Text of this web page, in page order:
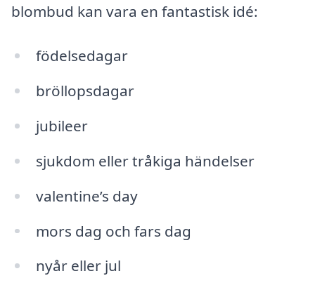
blombud kan vara en fantastisk idé:
födelsedagar
bröllopsdagar
jubileer
sjukdom eller tråkiga händelser
valentine’s day
mors dag och fars dag
nyår eller jul